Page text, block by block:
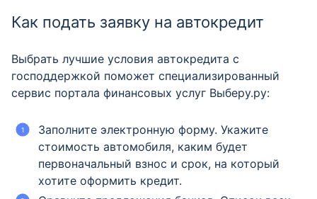
Как подать заявку на автокредит
Выбрать лучшие условия автокредита с
господдержкой поможет специализированный
сервис портала финансовых услуг Выберу.ру:
Заполните электронную форму. Укажите
стоимость автомобиля, каким будет
первоначальный взнос и срок, на который
хотите оформить кредит.